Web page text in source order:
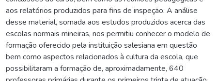
aos relatórios produzidos para fins de inspeção. A análise
desse material, somada aos estudos produzidos acerca das
escolas normais mineiras, nos permitiu conhecer o modelo de
formação oferecido pela instituição salesiana em questão
bem como aspectos relacionados à cultura da escola, que
possibilitaram a formação de, aproximadamente, 640